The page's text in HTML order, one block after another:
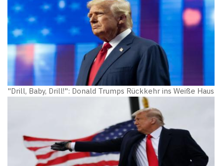
"Drill, Baby, Drill!": Donald Trumps Rückkehr ins Weiße Haus